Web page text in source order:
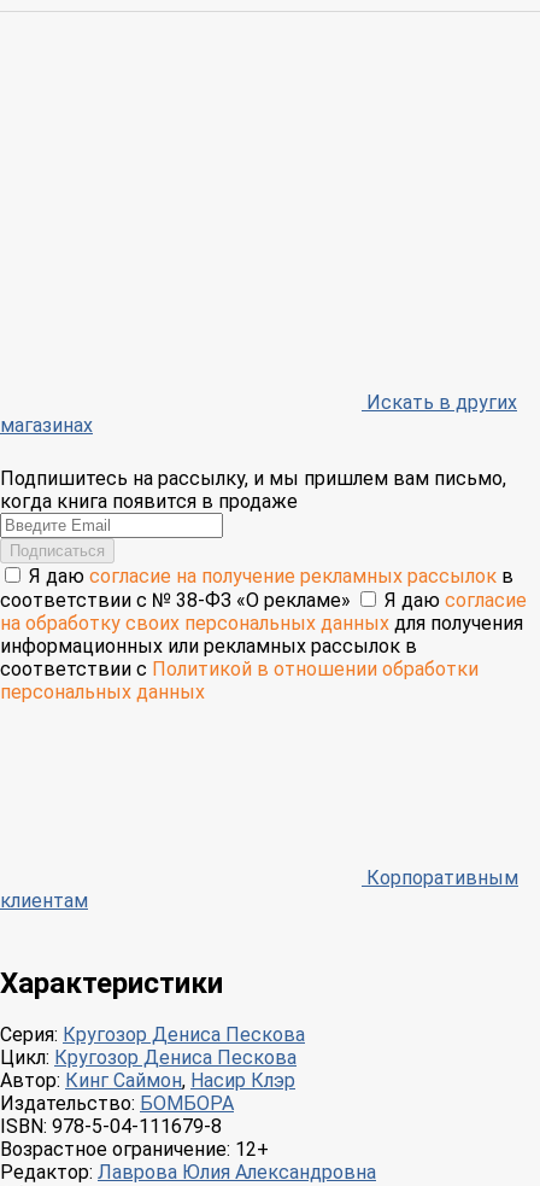
Искать в других
магазинах
Подпишитесь на рассылку, и мы пришлем вам письмо,
когда книга появится в продаже
Email
Подписаться
Я даю согласие на получение рекламных рассылок в
соответствии с № 38-ФЗ «О рекламе»
Я даю согласие
на обработку своих персональных данных для получения
информационных или рекламных рассылок в
соответствии с Политикой в отношении обработки
персональных данных
Корпоративным
клиентам
Характеристики
Серия: Кругозор Дениса Пескова
Цикл: Кругозор Дениса Пескова
Автор: Кинг Саймон, Насир Клэр
Издательство: БОМБОРА
ISBN: 978-5-04-111679-8
Возрастное ограничение: 12+
Редактор: Лаврова Юлия Александровна